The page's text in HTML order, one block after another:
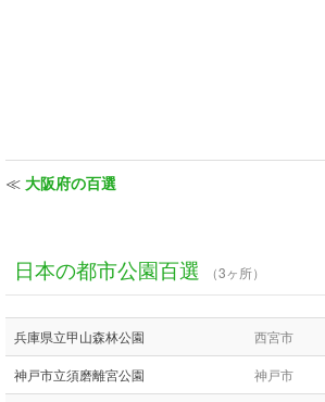
≪ 大阪府の百選
日本の都市公園百選 （3ヶ所）
兵庫県立甲山森林公園 西宮市
神戸市立須磨離宮公園 神戸市